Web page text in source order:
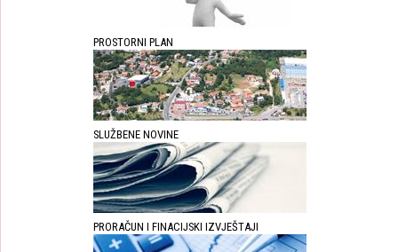
PROSTORNI PLAN
SLUŽBENE NOVINE
PRORAČUN I FINACIJSKI IZVJEŠTAJI